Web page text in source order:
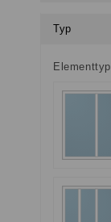
Typ
Elementtyp